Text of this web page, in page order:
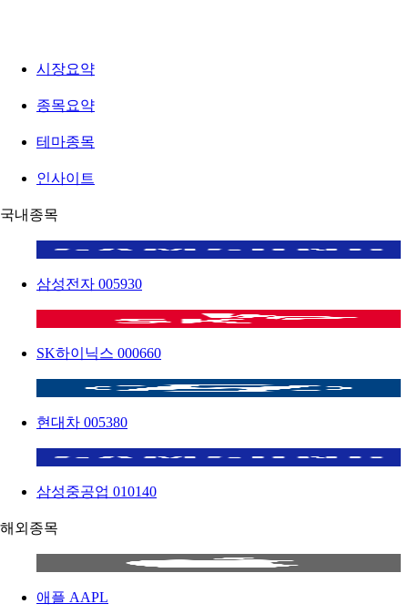
시장요약
종목요약
테마종목
인사이트
국내종목
삼성전자 005930
SK하이닉스 000660
현대차 005380
삼성중공업 010140
해외종목
애플 AAPL